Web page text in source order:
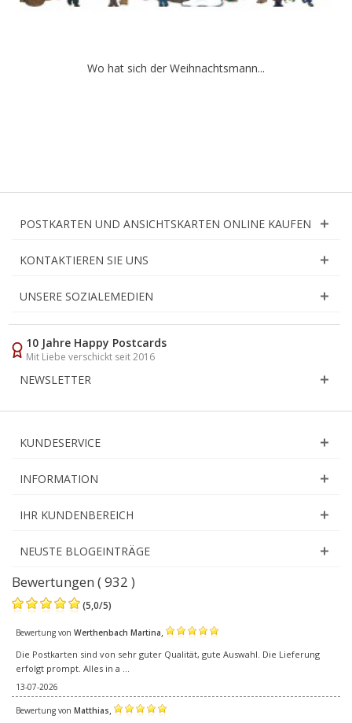
Wo hat sich der Weihnachtsmann...
POSTKARTEN UND ANSICHTSKARTEN ONLINE KAUFEN
KONTAKTIEREN SIE UNS
UNSERE SOZIALEMEDIEN
10 Jahre Happy Postcards
Mit Liebe verschickt seit 2016
NEWSLETTER
KUNDESERVICE
INFORMATION
IHR KUNDENBEREICH
NEUSTE BLOGEINTRÄGE
Bewertungen ( 932 )
(5,0/5)
Bewertung von Werthenbach Martina,
Die Postkarten sind von sehr guter Qualität, gute Auswahl. Die Lieferung
erfolgt prompt. Alles in a ...
13-07-2026
Bewertung von Matthias,